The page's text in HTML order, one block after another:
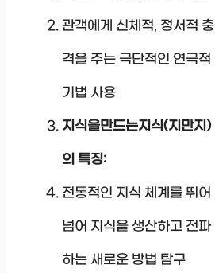
관객에게 신체적, 정서적 충
격을 주는 극단적인 연극적
기법 사용
지식을만드는지식(지만지)
의 특징:
전통적인 지식 체계를 뛰어
넘어 지식을 생산하고 전파
하는 새로운 방법 탐구